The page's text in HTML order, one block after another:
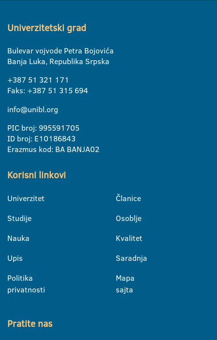
Univerzitetski grad
Bulevar vojvode Petra Bojovića
Banja Luka, Republika Srpska
+387 51 321 171
Faks: +387 51 315 694
info@unibl.org
PIC broj: 995591705
ID broj: E10186843
Erazmus kod: BA BANJA02
Korisni linkovi
Univerzitet
Studije
Nauka
Upis
Politika
privatnosti
Članice
Osoblje
Kvalitet
Saradnja
Mapa
sajta
Pratite nas